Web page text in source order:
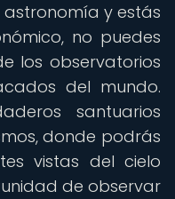
astronomía y estás
no puedes
los observatorios
del mundo.
santuarios
donde podrás
vistas del cielo
de observar